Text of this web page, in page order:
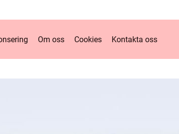
Om oss Cookies Kontakta oss